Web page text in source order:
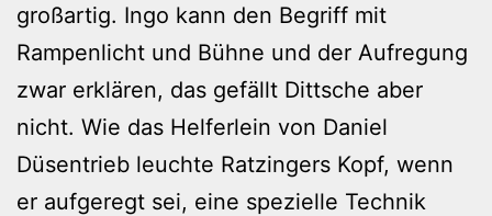
großartig. Ingo kann den Begriff mit
Rampenlicht und Bühne und der Aufregung
zwar erklären, das gefällt Dittsche aber
nicht. Wie das Helferlein von Daniel
Düsentrieb leuchte Ratzingers Kopf, wenn
er aufgeregt sei, eine spezielle Technik